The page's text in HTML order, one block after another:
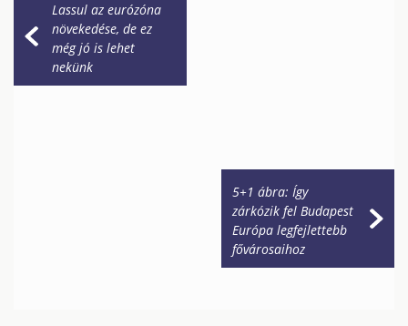
Lassul az eurózóna
növekedése, de ez
még jó is lehet
nekünk
5+1 ábra: Így
zárkózik fel Budapest
Európa legfejlettebb
fővárosaihoz